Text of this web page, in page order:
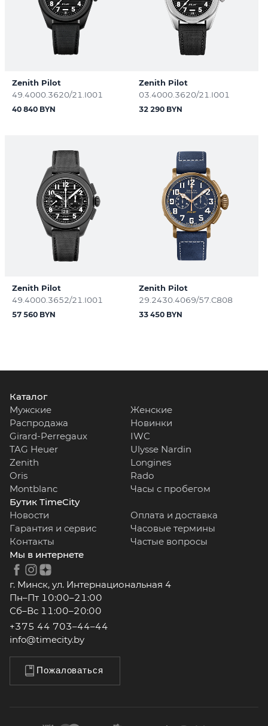
Zenith Pilot
49.4000.3620/21.I001
40 840 BYN
Zenith Pilot
03.4000.3620/21.I001
32 290 BYN
Zenith Pilot
49.4000.3652/21.I001
57 560 BYN
Zenith Pilot
29.2430.4069/57.C808
33 450 BYN
Каталог
Мужские
Женские
Распродажа
Новинки
Girard-Perregaux
IWC
TAG Heuer
Ulysse Nardin
Zenith
Longines
Oris
Rado
Montblanc
Часы с пробегом
Бутик TimeCity
Новости
Оплата и доставка
Гарантия и сервис
Часовые термины
Контакты
Частые вопросы
Мы в интернете
г. Минск, ул. Интернациональная 4
Пн–Пт 10:00–21:00
Сб–Вс 11:00–20:00
+375 44 703–44–44
info@timecity.by
Пожаловаться